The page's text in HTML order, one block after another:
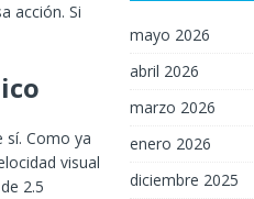
acción. Si
Como ya
visual
2.5
mayo 2026
abril 2026
marzo 2026
enero 2026
diciembre 2025